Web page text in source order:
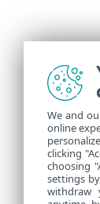
We and
online
clicking
choosing
settings
withdraw